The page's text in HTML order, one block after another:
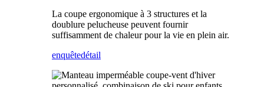
La coupe ergonomique à 3 structures et la
doublure pelucheuse peuvent fournir
suffisamment de chaleur pour la vie en plein air.
enquêtedétail